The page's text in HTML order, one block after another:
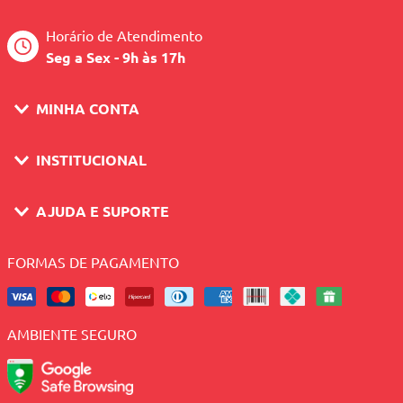
Horário de Atendimento
Seg a Sex - 9h às 17h
MINHA CONTA
INSTITUCIONAL
AJUDA E SUPORTE
FORMAS DE PAGAMENTO
AMBIENTE SEGURO